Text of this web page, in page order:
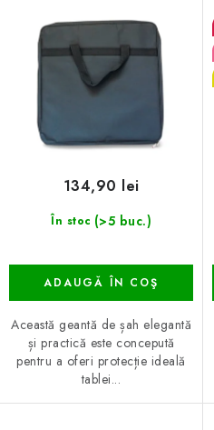
u
i
În stoc (>5 buc.)
134,90 lei
ADAUGĂ ÎN COŞ
Această geantă de șah elegantă
și practică este concepută
pentru a oferi protecție ideală
tablei...